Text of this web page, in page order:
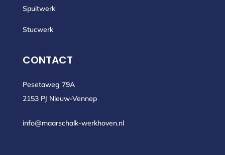
Spuitwerk
Stucwerk
CONTACT
Pesetaweg 79A
2153 PJ Nieuw-Vennep
info@maarschalk-werkhoven.nl